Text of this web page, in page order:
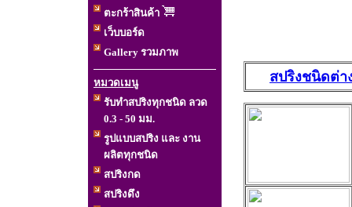
ตะกร้าสินค้า
เว็บบอร์ด
Gallery รวมภาพ
หมวดเมนู
รับทำสปริงทุกชนิด ลวด
0.3 - 50 มม.
รูปแบบสปริง และ งาน
ผลิตทุกชนิด
สปริงกด
สปริงดึง
ส
สปริงชนิดต่า